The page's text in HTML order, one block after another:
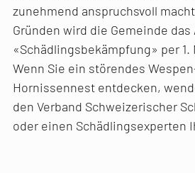
zunehmend anspruchsvoll
Gründen wird die Gemeinde
«Schädlingsbekämpfung» per
Wenn Sie ein störendes
Hornissennest entdecken,
den Verband Schweizerischer
oder einen Schädlingsexperten